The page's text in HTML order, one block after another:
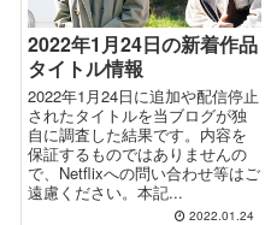
2022年1月24日の新着作品
タイトル情報
2022年1月24日に追加や配信停止
されたタイトルを当ブログが独
自に調査した結果です。内容を
保証するものではありませんの
で、Netflixへの問い合わせ等はご
遠慮ください。本記...
2022.01.24